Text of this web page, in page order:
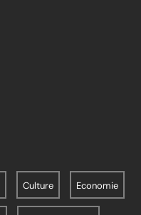
Culture Economie